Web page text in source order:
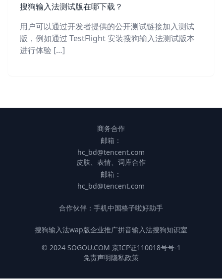
搜狗输入法测试版在哪下载？
用户可以通过开发者提供的公开测试链接加入测试
版，例如通过 TestFlight 安装搜狗输入法测试版本
进行体验 […]
商务合作
邮箱：
hc_bd@tencent.com
皮肤、表情、词库合作
邮箱：
hc_bd@tencent.com
合作伙伴： 手机中国格子啦好助手
搜狗输入法wap版企业推广拼音输入法搜狗知识室
© 2024 SOGOU.COM 京ICP证110018号号-1
免责声明隐私政策